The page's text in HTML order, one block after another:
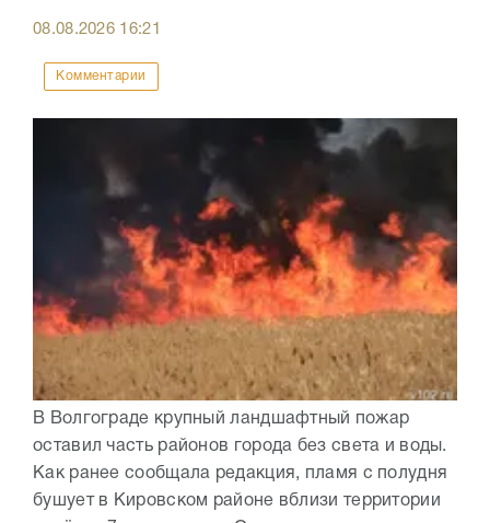
08.08.2026 16:21
Комментарии
В Волгограде крупный ландшафтный пожар
оставил часть районов города без света и воды.
Как ранее сообщала редакция, пламя с полудня
бушует в Кировском районе вблизи территории